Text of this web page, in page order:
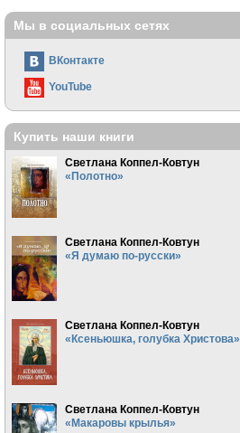
Мы в социальных сетях
ВКонтакте
YouTube
Купить наши книги
Светлана Коппел-Ковтун
«Полотно»
Светлана Коппел-Ковтун
«Я думаю по-русски»
Светлана Коппел-Ковтун
«Ксеньюшка, голубка Христова»
Светлана Коппел-Ковтун
«Макаровы крылья»